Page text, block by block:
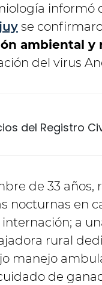
informó
se
ambiental y
del virus
del Registro
de 33 años,
nocturnas en
a
rural
manejo
de